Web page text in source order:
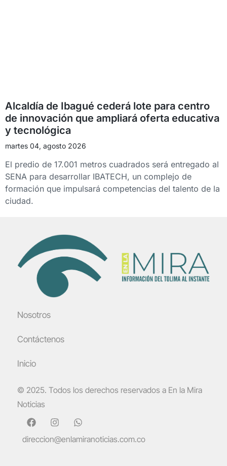
Alcaldía de Ibagué cederá lote para centro
de innovación que ampliará oferta educativa
y tecnológica
martes 04, agosto 2026
El predio de 17.001 metros cuadrados será entregado al
SENA para desarrollar IBATECH, un complejo de
formación que impulsará competencias del talento de la
ciudad.
Nosotros
Contáctenos
Inicio
© 2025. Todos los derechos reservados a En la Mira
Noticias
direccion@enlamiranoticias.com.co